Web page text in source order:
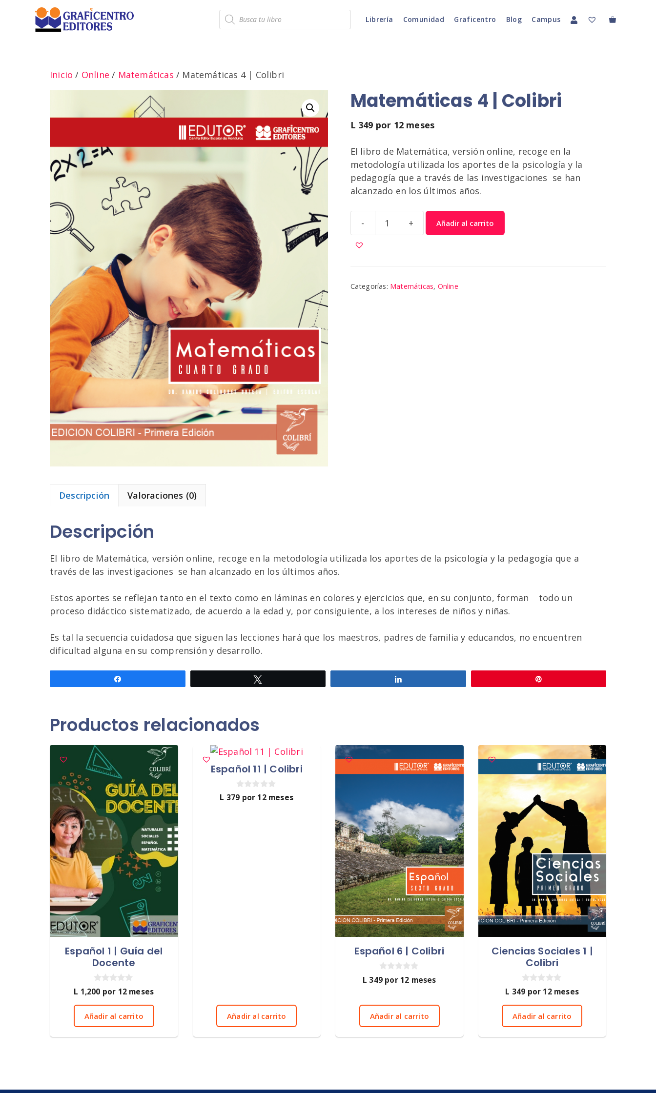
contenido
Búsqueda
de
productos
Librería Comunidad Graficentro Blog Campus
Inicio / Online / Matemáticas / Matemáticas 4 | Colibri
Matemáticas 4 | Colibri
L 349 por 12 meses
El libro de Matemática, versión online, recoge en la
metodología utilizada los aportes de la psicología y la
pedagogía que a través de las investigaciones se han
alcanzado en los últimos años.
-
Matemáticas
Colibri
cantidad
+ Añadir al carrito
Categorías: Matemáticas, Online
Descripción Valoraciones (0)
Descripción
El libro de Matemática, versión online, recoge en la metodología utilizada los aportes de la psicología y la pedagogía que a
través de las investigaciones se han alcanzado en los últimos años.
Estos aportes se reflejan tanto en el texto como en láminas en colores y ejercicios que, en su conjunto, forman todo un
proceso didáctico sistematizado, de acuerdo a la edad y, por consiguiente, a los intereses de niños y niñas.
Es tal la secuencia cuidadosa que siguen las lecciones hará que los maestros, padres de familia y educandos, no encuentren
dificultad alguna en su comprensión y desarrollo.
Productos relacionados
Español 1 | Guía del
Docente
0
d
e
L 1,200 por 12 meses
Añadir al carrito
Español 11 | Colibri
0
d
L 379 por 12 meses
Añadir al carrito
Español 6 | Colibri
0
d
L 349por 12 meses
Añadir al carrito
Ciencias Sociales 1 |
Colibri
0
d
e
L 349 por 12 meses
Añadir al carrito